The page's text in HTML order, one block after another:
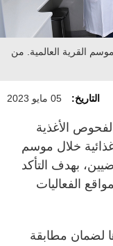
أنجز 2072 فحصاً خلال موسم القرية العالمية. من
التاريخ: 05 مايو 2023
الأغذية
وتحليلاً لـ518 عينة غذائية خلال موسم
بهدف التأكد
الفعاليات
لضمان مطابقة